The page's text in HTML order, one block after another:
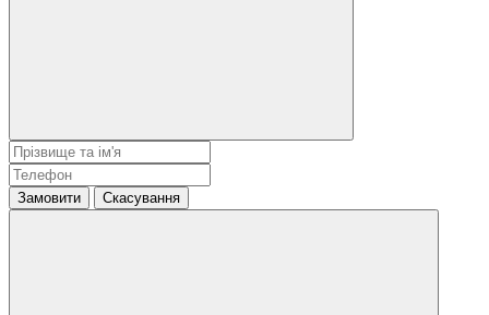
Замовити Скасування